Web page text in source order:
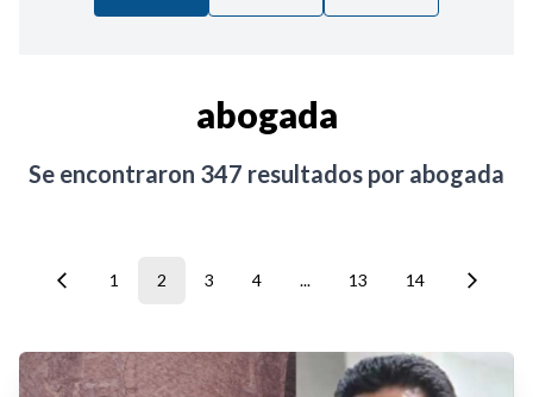
abogada
Se encontraron 347 resultados por abogada
1 2 3 4 ... 13 14